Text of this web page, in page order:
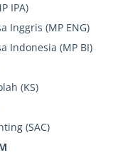
IPA)
Inggris (MP ENG)
Indonesia (MP BI)
(KS)
(SAC)